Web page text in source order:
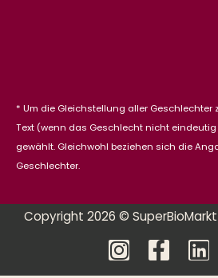
* Um die Gleichstellung aller Geschlechter
Text (wenn das Geschlecht nicht eindeutig
gewählt. Gleichwohl beziehen sich die
Geschlechter.
Copyright 2026 © SuperBioMarkt